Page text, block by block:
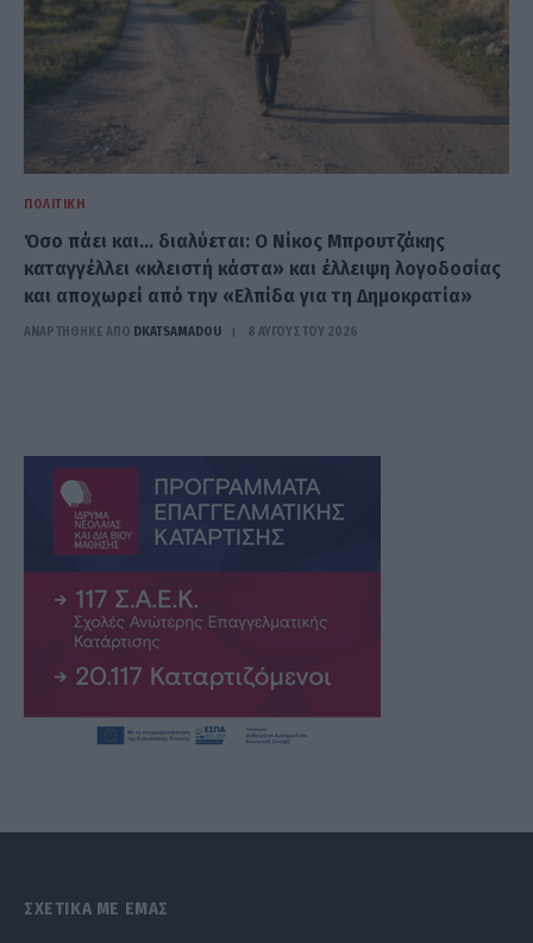
ΠΟΛΙΤΙΚΉ
Όσο πάει και… διαλύεται: Ο Νίκος Μπρουτζάκης
καταγγέλλει «κλειστή κάστα» και έλλειψη λογοδοσίας
και αποχωρεί από την «Ελπίδα για τη Δημοκρατία»
ΑΝΑΡΤΗΘΗΚΕ ΑΠΟ DKATSAMADOU 8 ΑΥΓΟΎΣΤΟΥ 2026
ΣΧΕΤΙΚΑ ΜΕ ΕΜΑΣ